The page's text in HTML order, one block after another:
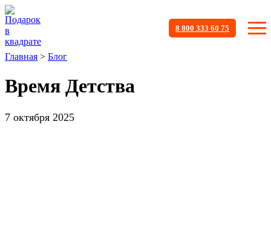
8 800 333 60 75
Главная > Блог
Время Детства
7 октября 2025